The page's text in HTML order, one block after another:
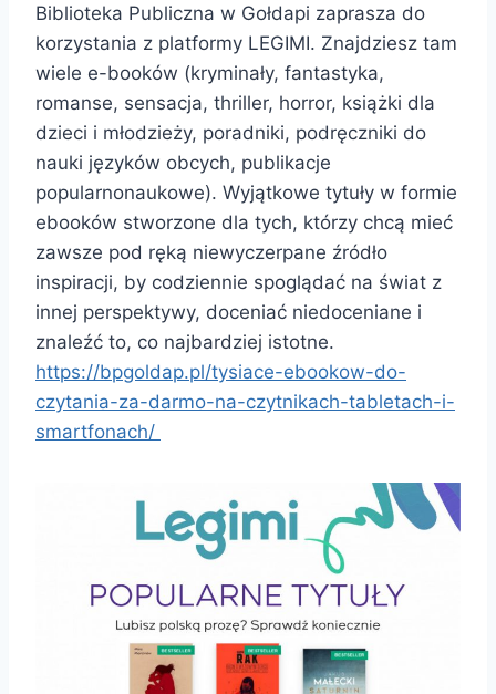
Biblioteka Publiczna w Gołdapi zaprasza do
korzystania z platformy LEGIMI. Znajdziesz tam
wiele e-booków (kryminały, fantastyka,
romanse, sensacja, thriller, horror, książki dla
dzieci i młodzieży, poradniki, podręczniki do
nauki języków obcych, publikacje
popularnonaukowe). Wyjątkowe tytuły w formie
ebooków stworzone dla tych, którzy chcą mieć
zawsze pod ręką niewyczerpane źródło
inspiracji, by codziennie spoglądać na świat z
innej perspektywy, doceniać niedoceniane i
znaleźć to, co najbardziej istotne.
https://bpgoldap.pl/tysiace-ebookow-do-
czytania-za-darmo-na-czytnikach-tabletach-i-
smartfonach/